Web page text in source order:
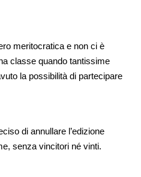
meritocratica e non ci è
classe quando tantissime
la possibilità di partecipare
di annullare l’edizione
senza vincitori né vinti.